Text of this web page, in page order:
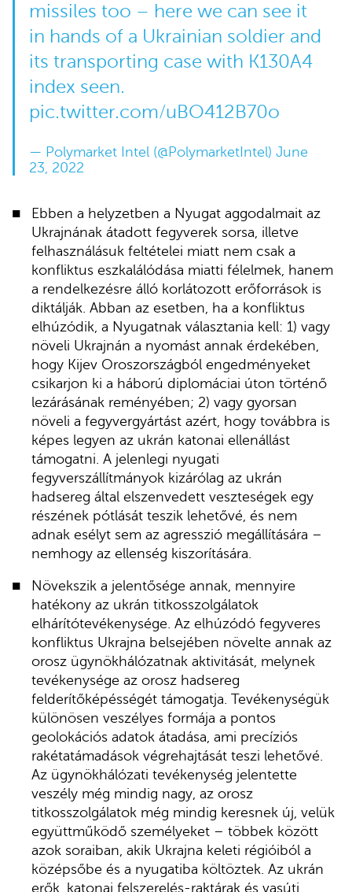
missiles too – here we can see it
in hands of a Ukrainian soldier and
its transporting case with K130A4
index seen.
pic.twitter.com/uBO412B70o
— Polymarket Intel (@PolymarketIntel) June
23, 2022
Ebben a helyzetben a Nyugat aggodalmait az
Ukrajnának átadott fegyverek sorsa, illetve
felhasználásuk feltételei miatt nem csak a
konfliktus eszkalálódása miatti félelmek, hanem
a rendelkezésre álló korlátozott erőforrások is
diktálják. Abban az esetben, ha a konfliktus
elhúzódik, a Nyugatnak választania kell: 1) vagy
növeli Ukrajnán a nyomást annak érdekében,
hogy Kijev Oroszországból engedményeket
csikarjon ki a háború diplomáciai úton történő
lezárásának reményében; 2) vagy gyorsan
növeli a fegyvergyártást azért, hogy továbbra is
képes legyen az ukrán katonai ellenállást
támogatni. A jelenlegi nyugati
fegyverszállítmányok kizárólag az ukrán
hadsereg által elszenvedett veszteségek egy
részének pótlását teszik lehetővé, és nem
adnak esélyt sem az agresszió megállítására –
nemhogy az ellenség kiszorítására.
Növekszik a jelentősége annak, mennyire
hatékony az ukrán titkosszolgálatok
elhárítótevékenysége. Az elhúzódó fegyveres
konfliktus Ukrajna belsejében növelte annak az
orosz ügynökhálózatnak aktivitását, melynek
tevékenysége az orosz hadsereg
felderítőképésségét támogatja. Tevékenységük
különösen veszélyes formája a pontos
geolokációs adatok átadása, ami precíziós
rakétatámadások végrehajtását teszi lehetővé.
Az ügynökhálózati tevékenység jelentette
veszély még mindig nagy, az orosz
titkosszolgálatok még mindig keresnek új, velük
együttműködő személyeket – többek között
azok soraiban, akik Ukrajna keleti régióiból a
középsőbe és a nyugatiba költöztek. Az ukrán
erők, katonai felszerelés-raktárak és vasúti